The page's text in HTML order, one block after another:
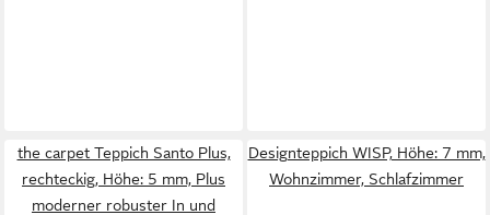
the carpet Teppich Santo Plus,
rechteckig, Höhe: 5 mm, Plus
moderner robuster In und
Designteppich WISP, Höhe: 7 mm,
Wohnzimmer, Schlafzimmer